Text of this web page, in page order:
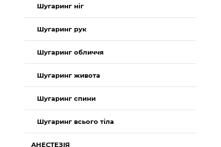
Шугаринг ніг
Шугаринг рук
Шугаринг обличчя
Шугаринг живота
Шугаринг спини
Шугаринг всього тіла
АНЕСТЕЗІЯ